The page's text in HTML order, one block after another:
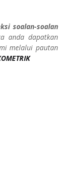
soalan-soalan
anda dapatkan
melalui pautan